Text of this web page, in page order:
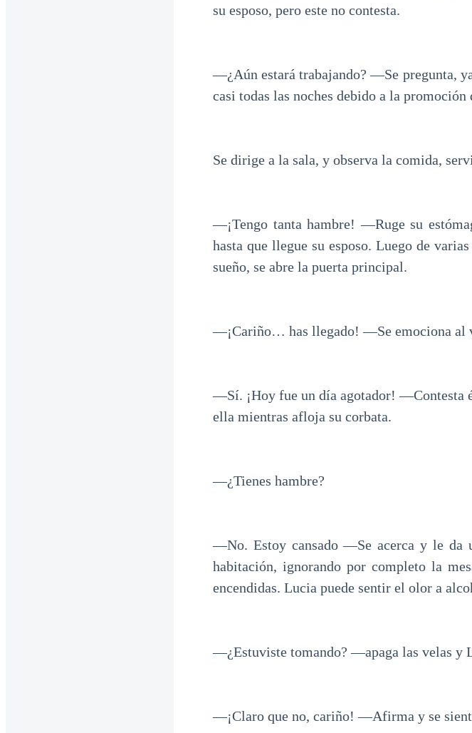
su esposo, pero este no contesta.
—¿Aún estará trabajando? —Se pregunta,
casi todas las noches debido a la promoción
Se dirige a la sala, y observa la comida,
—¡Tengo tanta hambre! —Ruge su
hasta que llegue su esposo. Luego de
sueño, se abre la puerta principal.
—¡Cariño… has llegado! —Se emociona al
—Sí. ¡Hoy fue un día agotador! —Contesta
ella mientras afloja su corbata.
—¿Tienes hambre?
—No. Estoy cansado —Se acerca y le da
habitación, ignorando por completo la
encendidas. Lucia puede sentir el olor a
—¿Estuviste tomando? —apaga las velas y
—¡Claro que no, cariño! —Afirma y se